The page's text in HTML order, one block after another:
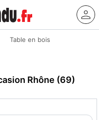
Table en bois
Rhône (69)